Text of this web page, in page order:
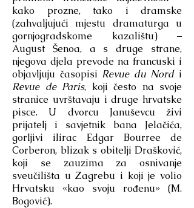
kako prozne, tako i dramske
(zahvaljujući mjestu dramaturga u
gornjogradskome kazalištu) –
August Šenoa, a s druge strane,
njegova djela prevode na francuski i
objavljuju časopisi Revue du Nordi
Revue de Paris, koji često na svoje
stranice uvrštavaju i druge hrvatske
pisce. U dvorcu Januševcu živi
prijatelj i savjetnik bana Jelačića,
gorljivi ilirac Edgar Bourree de
Corberon, blizak s obitelji Drašković,
koji se zauzima za osnivanje
sveučilišta u Zagrebu i koji je volio
Hrvatsku «kao svoju rođenu» (M.
Bogović).